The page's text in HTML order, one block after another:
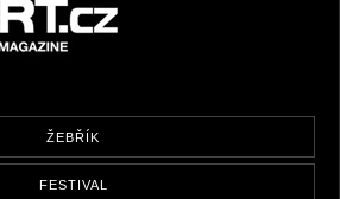
ŽEBŘÍK
FESTIVAL